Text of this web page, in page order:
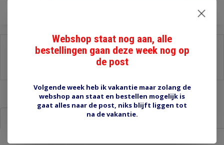
Reviews (0)
Webshop staat nog aan, alle
bestellingen gaan deze week nog op
de post
Volgende week heb ik vakantie maar zolang de
webshop aan staat en bestellen mogelijk is
gaat alles naar de post, niks blijft liggen tot
na de vakantie.